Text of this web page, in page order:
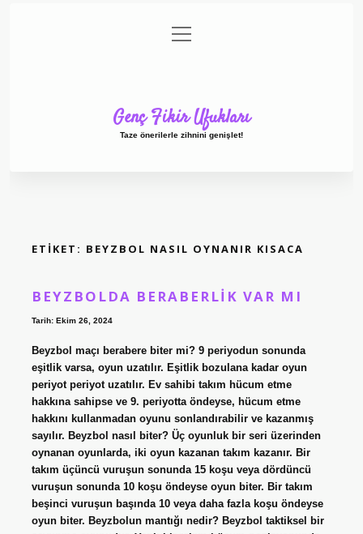
Gizlilik Politikası
menüyü
aç
Genç Fikir Ufukları
Taze önerilerle zihnini genişlet!
ETIKET: BEYZBOL NASIL OYNANIR KISACA
BEYZBOLDA BERABERLIK VAR MI
Tarih: Ekim 26, 2024
Beyzbol maçı berabere biter mi? 9 periyodun sonunda
eşitlik varsa, oyun uzatılır. Eşitlik bozulana kadar oyun
periyot periyot uzatılır. Ev sahibi takım hücum etme
hakkına sahipse ve 9. periyotta öndeyse, hücum etme
hakkını kullanmadan oyunu sonlandırabilir ve kazanmış
sayılır. Beyzbol nasıl biter? Üç oyunluk bir seri üzerinden
oynanan oyunlarda, iki oyun kazanan takım kazanır. Bir
takım üçüncü vuruşun sonunda 15 koşu veya dördüncü
vuruşun sonunda 10 koşu öndeyse oyun biter. Bir takım
beşinci vuruşun başında 10 veya daha fazla koşu öndeyse
oyun biter. Beyzbolun mantığı nedir? Beyzbol taktiksel bir